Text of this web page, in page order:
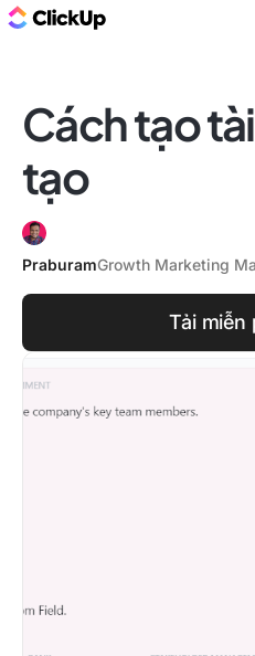
Cách tạo
tạo
PraburamGrowth Marketing
Tải miễn